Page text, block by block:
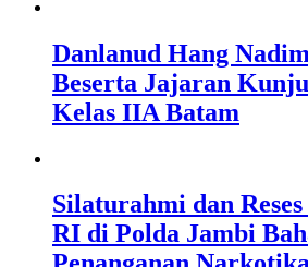
Danlanud Hang
Beserta Jajaran
Kelas IIA Batam
Silaturahmi dan
RI di Polda Jambi